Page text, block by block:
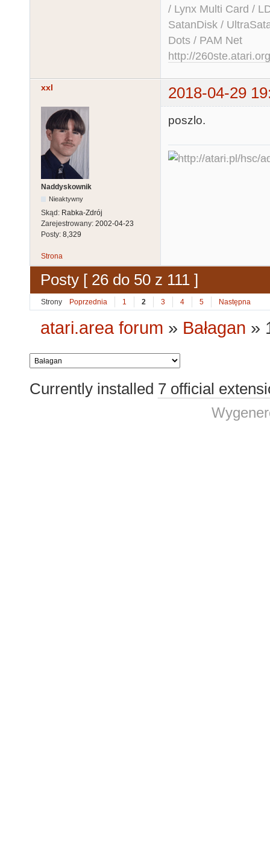
/ Lynx Multi Card /
SatanDisk /
Dots / PAM Net
http://260ste.atari.org
xxl 2018-04-29
Naddyskownik
Nieaktywny
Skąd: Rabka-Zdrój
Zarejestrowany: 2002-04-23
Posty: 8,329
poszlo.
Strona
Posty [ 26 do 50 z 111 ]
Strony Poprzednia 1 2 3 4 5 Następna
atari.area forum » Bałagan »
Currently installed 7 official